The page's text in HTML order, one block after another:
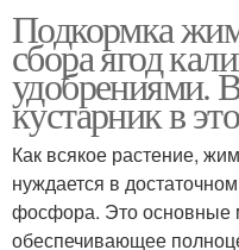
Подкормка
сбора ягод
удобрениями.
кустарник в
Как всякое растение,
нуждается в
фосфора. Это основные
обеспечивающее